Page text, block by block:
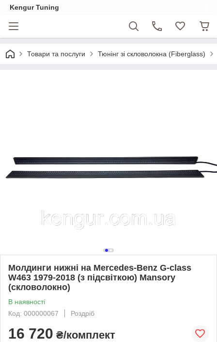
Kengur Tuning
Товари та послуги Тюнінг зі скловолокна (Fiberglass)
Молдинги нижні на Mercedes-Benz G-class
W463 1979-2018 (з підсвіткою) Mansory
(скловолокно)
В наявності
Код: 000000067
Роздріб
16 720 ₴/комплект